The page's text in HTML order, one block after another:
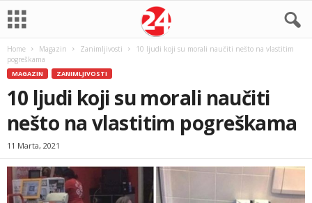
Home Magazin Zanimljivosti
10 ljudi koji su morali naučiti nešto na vlastitim
pogreškama
MAGAZIN ZANIMLJIVOSTI
10 ljudi koji su morali naučiti
nešto na vlastitim pogreškama
11 Marta, 2021